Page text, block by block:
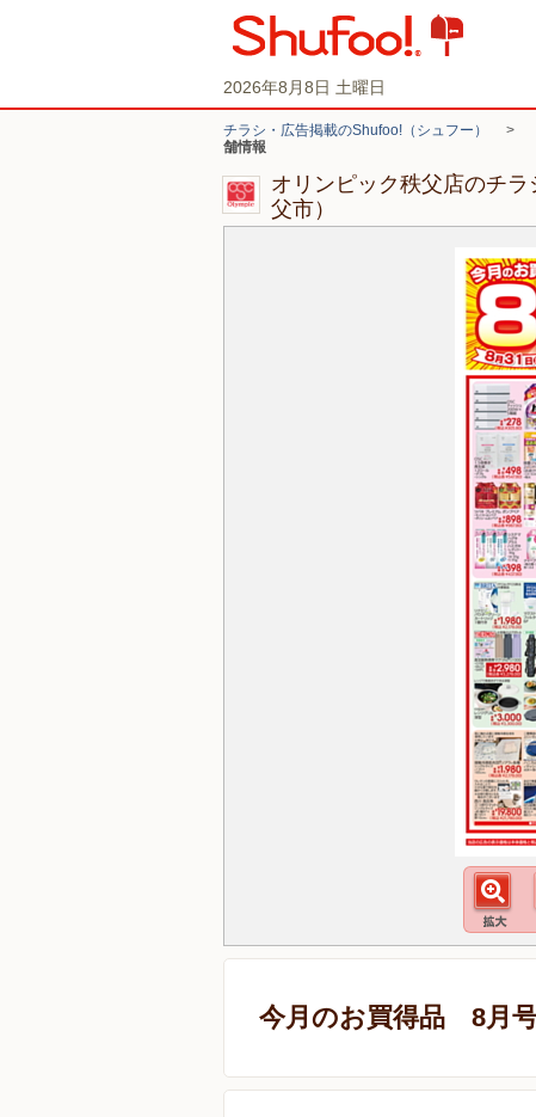
2026年8月8日 土曜日
チラシ・広告掲載のShufoo!（シュフー） >
舗情報
オリンピック秩父店のチ
父市）
今月のお買得品 8月